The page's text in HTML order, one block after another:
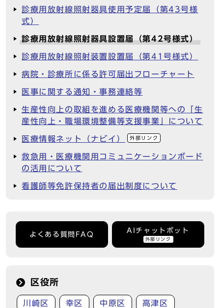
診療用放射線照射器具使用予定届（第43号様
式）
診療用放射線照射器具設置届（第42号様式）
診療用放射線照射装置設置届（第41号様式）
病院・診療所に係る許可届出フローチャート
医事に関する通知・事務連絡等
生産性向上の取組を進める医療機関等への「生
産性向上・職場環境整備等支援事業」について
医療情報ネット（ナビイ） 外部リンク
救急用・医療機関用コミュニケーションボード
の活用について
看護師等免許保持者の届出制度について
よくある質問FAQ
AIチャットボット
外部リンク
区役所
川崎区 幸区 中原区 高津区